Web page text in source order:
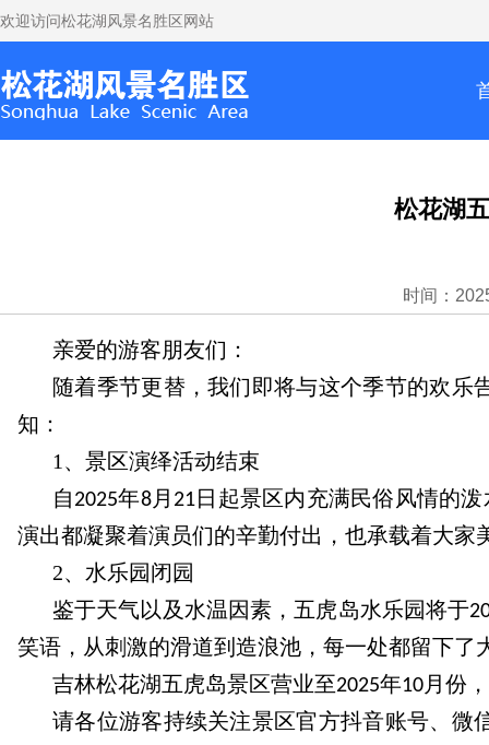
欢迎访问松花湖风景名胜区网站
松花湖
时间：
亲爱的游客朋友们：
随着季节更替，我们即将与这个季节的欢
知：
1、景区演绎活动结束
自 2025年8月 21 日 起景区内充满民俗风情的
演出都凝聚着演员们的辛勤付出，也承载着大
2、水乐园闭园
鉴于天气以及水温因素，五虎岛水乐园将于
笑语，从刺激的滑道到造浪池，每一处都留下
吉林松花湖五虎岛景区营业至2025年10 月 份
请各位游客持续关注景区官方抖音账号、微